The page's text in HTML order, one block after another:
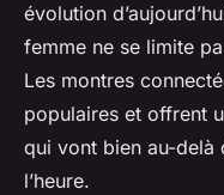
évolution
femme ne se limite
Les montres
populaires et offrent
qui vont bien au-delà
l’heure.